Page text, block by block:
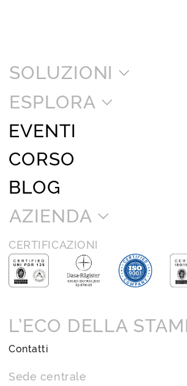
SOLUZIONI
ESPLORA
EVENTI
CORSO
BLOG
AZIENDA
CERTIFICAZIONI
L’ECO DELLA
Contatti
Sede centrale